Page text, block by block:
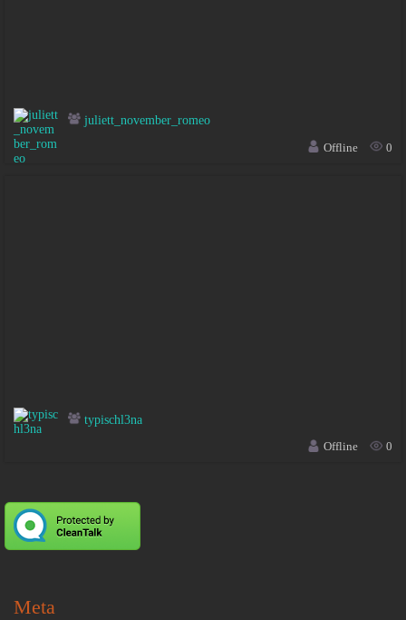
juliett_november_romeo
Offline
0
typischl3na
Offline
0
Meta